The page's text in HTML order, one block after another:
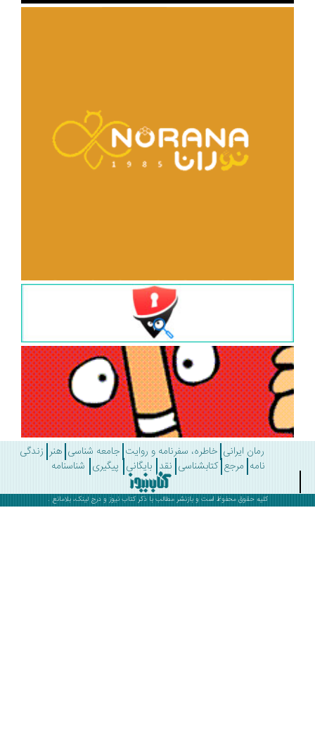
رمان ایرانی خاطره، سفرنامه و روایت جامعه شناسی هنر زندگی
مرجع کتابشناسی نقد بایگانی پیگیری شناسنامه
کلیه حقوق محفوظ است و بازنشر مطالب با ذکرکتاب نیوزو درج لینک، بلامانع .